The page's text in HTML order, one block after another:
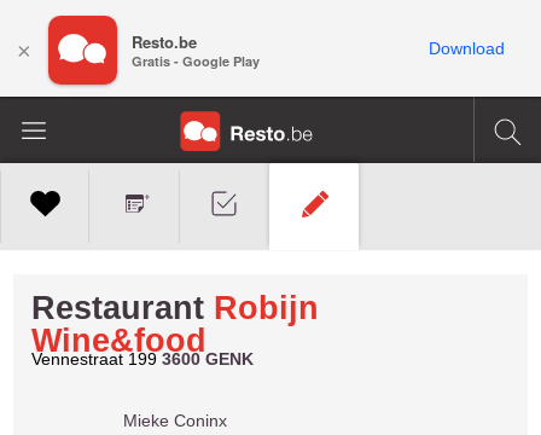
Restaurant Robijn
Wine&food
Vennestraat 1993600 GENK
Mieke Coninx
× Resto.be
Gratis - Google Play
Download